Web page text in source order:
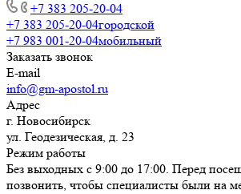
+7 383 205-20-04
+7 383 205-20-04городской
+7 983 001-20-04мобильный
Заказать звонок
E-mail
info@gm-apostol.ru
Адрес
г. Новосибирск
ул. Геодезическая, д. 23
Режим работы
Без выходных с 9:00 до 17:00. Перед
позвонить, чтобы специалисты были на